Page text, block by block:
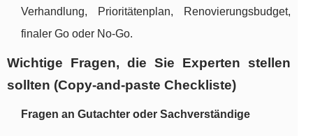
Verhandlung, Prioritätenplan, Renovierungsbudget,
finaler Go oder No-Go.
Wichtige Fragen, die Sie Experten stellen
sollten (Copy-and-paste Checkliste)
Fragen an Gutachter oder Sachverständige